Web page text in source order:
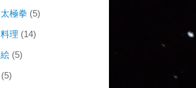
太極拳 (5)
料理 (14)
絵 (5)
(5)